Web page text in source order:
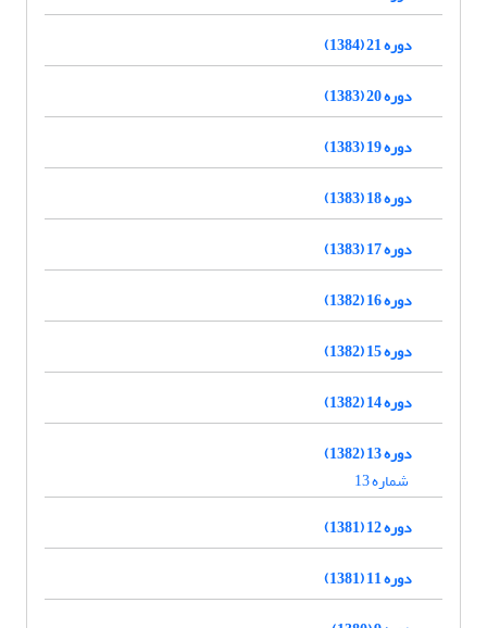
دوره 21 (1384)
دوره 20 (1383)
دوره 19 (1383)
دوره 18 (1383)
دوره 17 (1383)
دوره 16 (1382)
دوره 15 (1382)
دوره 14 (1382)
دوره 13 (1382)
شماره 13
دوره 12 (1381)
دوره 11 (1381)